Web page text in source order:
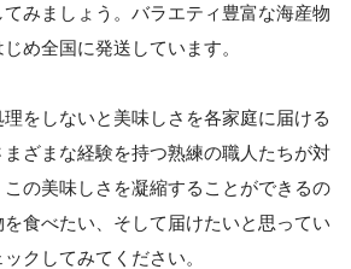
みましょう。バラエティ豊富な海産物
め全国に発送しています。
をしないと美味しさを各家庭に届ける
ざまな経験を持つ熟練の職人たちが対
の美味しさを凝縮することができるの
食べたい、そして届けたいと思ってい
クしてみてください。